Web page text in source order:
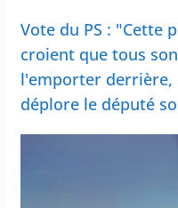
Vote du PS : "Cette
croient que tous
l'emporter derrière,
déplore le député